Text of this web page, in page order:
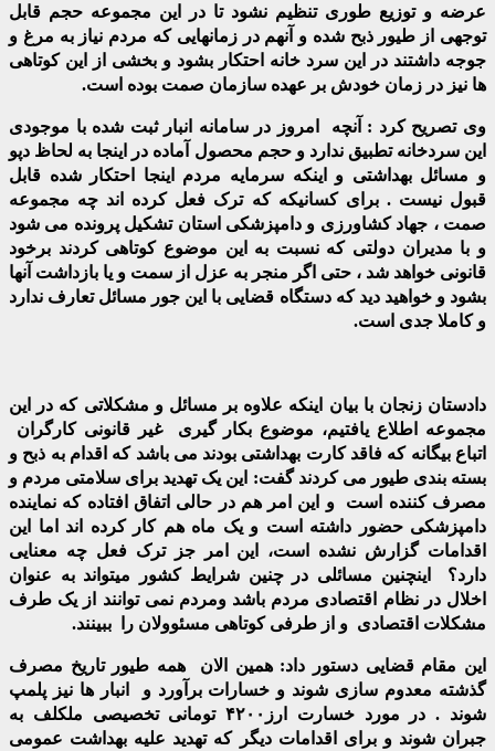
عرضه و توزیع طوری تنظیم نشود تا در این مجموعه حجم قابل
توجهی از طیور ذبح شده و آنهم در زمانهایی که مردم نیاز به مرغ و
جوجه داشتند در این سرد خانه احتکار بشود و بخشی از این کوتاهی
ها نیز در زمان خودش بر عهده سازمان صمت بوده است.
وی تصریح کرد : آنچه امروز در سامانه انبار ثبت شده با موجودی
این سردخانه تطبیق ندارد و حجم محصول آماده در اینجا به لحاظ دپو
و مسائل بهداشتی و اینکه سرمایه مردم اینجا احتکار شده قابل
قبول نیست . برای کسانیکه که ترک فعل کرده اند چه مجموعه
صمت ، جهاد کشاورزی و دامپزشکی استان تشکیل پرونده می شود
و با مدیران دولتی که نسبت به این موضوع کوتاهی کردند برخود
قانونی خواهد شد ، حتی اگر منجر به عزل از سمت و یا بازداشت آنها
بشود و خواهید دید که دستگاه قضایی با این جور مسائل تعارف ندارد
و کاملا جدی است.
دادستان زنجان با بیان اینکه علاوه بر مسائل و مشکلاتی که در این
مجموعه اطلاع یافتیم، موضوع بکار گیری غیر قانونی کارگران
اتباع بیگانه که فاقد کارت بهداشتی بودند می باشد که اقدام به ذبح و
بسته بندی طیور می کردند گفت: این یک تهدید برای سلامتی مردم و
مصرف کننده است و این امر هم در حالی اتفاق افتاده که نماینده
دامپزشکی حضور داشته است و یک ماه هم کار کرده اند اما این
اقدامات گزارش نشده است، این امر جز ترک فعل چه معنایی
دارد؟ اینچنین مسائلی در چنین شرایط کشور میتواند به عنوان
اخلال در نظام اقتصادی مردم باشد ومردم نمی توانند از یک طرف
مشکلات اقتصادی و از طرفی کوتاهی مسئوولان را ببینند.
این مقام قضایی دستور داد: همین الان همه طیور تاریخ مصرف
گذشته معدوم سازی شوند و خسارات برآورد و انبار ها نیز پلمپ
شوند . در مورد خسارت ارز۴۲۰۰ تومانی تخصیصی ملکلف به
جبران شوند و برای اقدامات دیگر که تهدید علیه بهداشت عمومی